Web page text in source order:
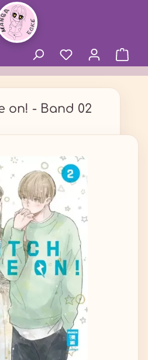
on! - Band 02